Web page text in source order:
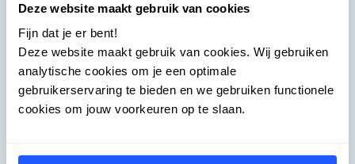
Deze website maakt gebruik van cookies
Fijn dat je er bent!
Deze website maakt gebruik van cookies. Wij gebruiken
analytische cookies om je een optimale
gebruikerservaring te bieden en we gebruiken functionele
cookies om jouw voorkeuren op te slaan.
Coming Soon